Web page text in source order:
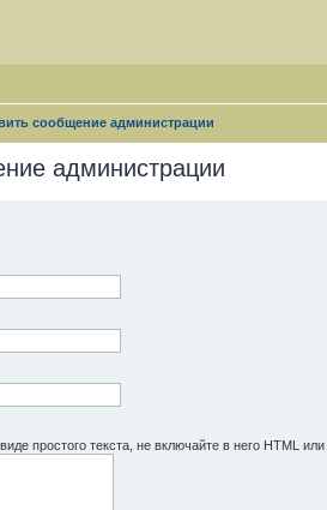
сообщение администрации
администрации
простого текста, не включайте в него HTML